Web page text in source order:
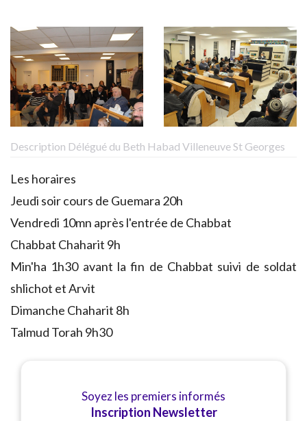
Description Délégué du Beth Habad Villeneuve St Georges
Les horaires
Jeudi soir cours de Guemara 20h
Vendredi 10mn après l'entrée de Chabbat
Chabbat Chaharit 9h
Min'ha 1h30 avant la fin de Chabbat suivi de soldat
shlichot et Arvit
Dimanche Chaharit 8h
Talmud Torah 9h30
Soyez les premiers informés
Inscription Newsletter